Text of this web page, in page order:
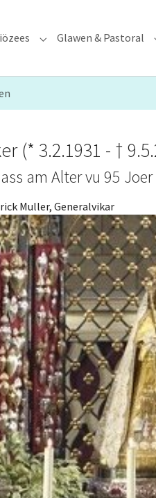
Submenu for
Glawen & Pastoral
(* 3.2.1931 - †
am Alter vu 95
Muller, Generalvikar